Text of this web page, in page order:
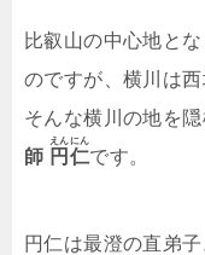
比叡山の中心地と
のですが、横川は
そんな横川の地を
師 円仁
えんにん
です。
円仁は最澄の直弟子